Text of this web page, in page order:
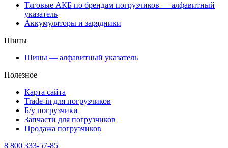
Тяговые АКБ по брендам погрузчиков — алфавитный
указатель
Аккумуляторы и зарядники
Шины
Шины — алфавитный указатель
Полезное
Карта сайта
Trade-in для погрузчиков
Б/у погрузчики
Запчасти для погрузчиков
Продажа погрузчиков
8 800 333-57-85